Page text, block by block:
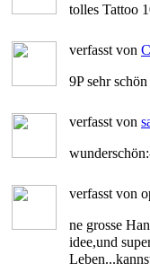
tolles Tattoo
verfasst von
9P sehr schön
verfasst von
verfasst von
ne grosse
idee,und